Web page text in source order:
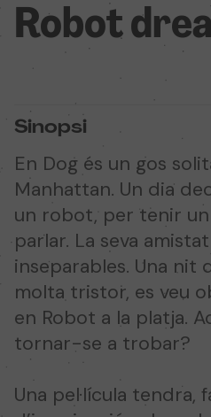
Robot
Sinopsi
En Dog és un gos
Manhattan. Un dia
un robot, per tenir
parlar. La seva
inseparables. Una nit
molta tristor, es veu
en Robot a la platja.
tornar-se a trobar?
Una pel·lícula tendra,